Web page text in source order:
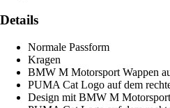
Details
Normale Passform
Kragen
BMW M Motorsport Wappen
PUMA Cat Logo auf dem
Design mit BMW M